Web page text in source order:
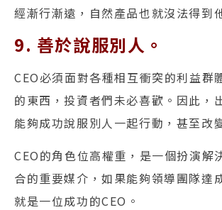
經漸行漸遠，自然產品也就沒法得到
9. 善於說服別人。
CEO必須面對各種相互衝突的利益群
的東西，投資者們未必喜歡。因此，
能夠成功說服別人一起行動，甚至改
CEO的角色位高權重，是一個扮演解
合的重要媒介，如果能夠領導團隊達
就是一位成功的CEO。